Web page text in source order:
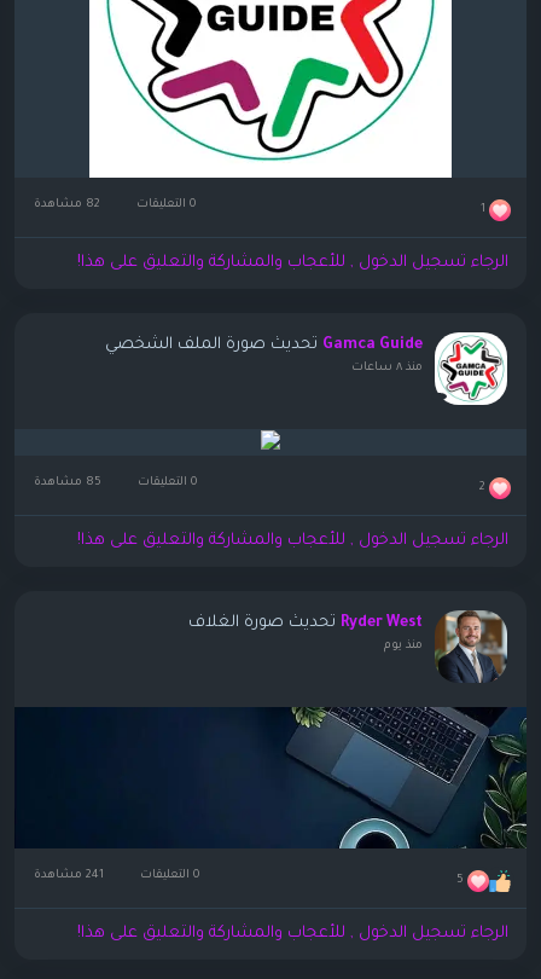
1 0 التعليقات
الرجاء تسجيل الدخول , للأعجاب والمشاركة والتعليق على هذا!
Gamca Guide تحديث صورة الملف الشخصي
منذ ٨ ساعات
2 0 التعليقات
الرجاء تسجيل الدخول , للأعجاب والمشاركة والتعليق على هذا!
Ryder West تحديث صورة الغلاف
منذ يوم
5 0 التعليقات
الرجاء تسجيل الدخول , للأعجاب والمشاركة والتعليق على هذا!